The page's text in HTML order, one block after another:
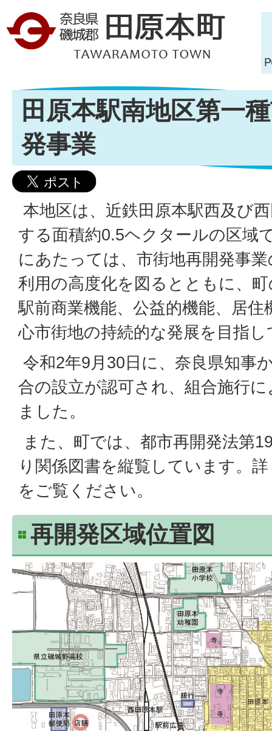
田原本駅南地区第一
発事業
本地区は、近鉄田原本駅西及び
する面積約0.5ヘクタールの区域
にあたっては、市街地再開発事
利用の高度化を図るとともに、
駅前商業機能、公益的機能、居
心市街地の持続的な発展を目指
令和2年9月30日に、奈良県知事
合の設立が認可され、組合施行
ました。
また、町では、都市再開発法第
り関係図書を縦覧しています。
をご覧ください。
再開発区域位置図